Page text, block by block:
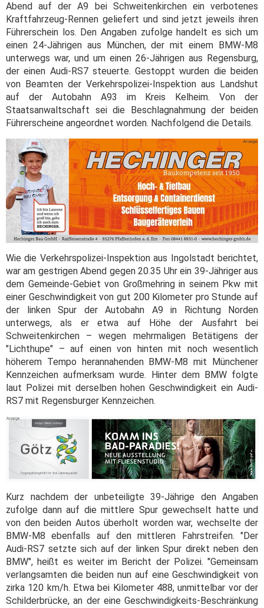
Abend auf der A9 bei Schweitenkirchen ein verbotenes
Kraftfahrzeug-Rennen geliefert und sind jetzt jeweils ihren
Führerschein los. Den Angaben zufolge handelt es sich um
einen 24-Jährigen aus München, der mit einem BMW-M8
unterwegs war, und um einen 26-Jährigen aus Regensburg,
der einen Audi-RS7 steuerte. Gestoppt wurden die beiden
von Beamten der Verkehrspolizei-Inspektion aus Landshut
auf der Autobahn A93 im Kreis Kelheim. Von der
Staatsanwaltschaft sei die Beschlagnahmung der beiden
Führerscheine angeordnet worden. Nachfolgend die Details.
Wie die Verkehrspolizei-Inspektion aus Ingolstadt berichtet,
war am gestrigen Abend gegen 20.35 Uhr ein 39-Jähriger aus
dem Gemeinde-Gebiet von Großmehring in seinem Pkw mit
einer Geschwindigkeit von gut 200 Kilometer pro Stunde auf
der linken Spur der Autobahn A9 in Richtung Norden
unterwegs, als er etwa auf Höhe der Ausfahrt bei
Schweitenkirchen – wegen mehrmaligen Betätigens der
"Lichthupe" – auf einen von hinten mit noch wesentlich
höherem Tempo herannahenden BMW-M8 mit Münchener
Kennzeichen aufmerksam wurde. Hinter dem BMW folgte
laut Polizei mit derselben hohen Geschwindigkeit ein Audi-
RS7 mit Regensburger Kennzeichen.
Kurz nachdem der unbeteiligte 39-Jährige den Angaben
zufolge dann auf die mittlere Spur gewechselt hatte und
von den beiden Autos überholt worden war, wechselte der
BMW-M8 ebenfalls auf den mittleren Fahrstreifen. "Der
Audi-RS7 setzte sich auf der linken Spur direkt neben den
BMW", heißt es weiter im Bericht der Polizei. "Gemeinsam
verlangsamten die beiden nun auf eine Geschwindigkeit von
zirka 120 km/h. Etwa bei Kilometer 488, unmittelbar vor der
Schilderbrücke, an der eine Geschwindigkeits-Beschränkung